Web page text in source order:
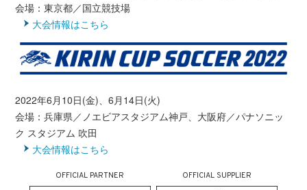
会場：東京都／国立競技場
大会情報はこちら
2022年6月10日(金)、6月14日(火)
会場：兵庫県／ノエビアスタジアム神戸、大阪府／パナソニッ
ク スタジアム 吹田
大会情報はこちら
OFFICIAL PARTNER OFFICIAL SUPPLIER